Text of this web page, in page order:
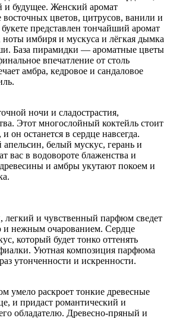
и будущее. Женский аромат
цветов, цитрусов, ванили и
представлен тончайший аромат
имбиря и мускуса и лёгкая дымка
База пирамидки — ароматные цветы
впечатление от столь
амбра, кедровое и сандаловое
ночи и сладострастия,
Этот многослойный коктейль стоит
он останется в сердце навсегда.
белый мускус, герань и
вас в водовороте блаженства и
и амбры укутают покоем и
и чувственный парфюм сведет
и нежным очарованием. Сердце
который будет тонко оттенять
Уютная композиция парфюма
утонченности и искренности.
умело раскроет тонкие древесные
и придаст романтический и
обладателю. Древесно-пряный и